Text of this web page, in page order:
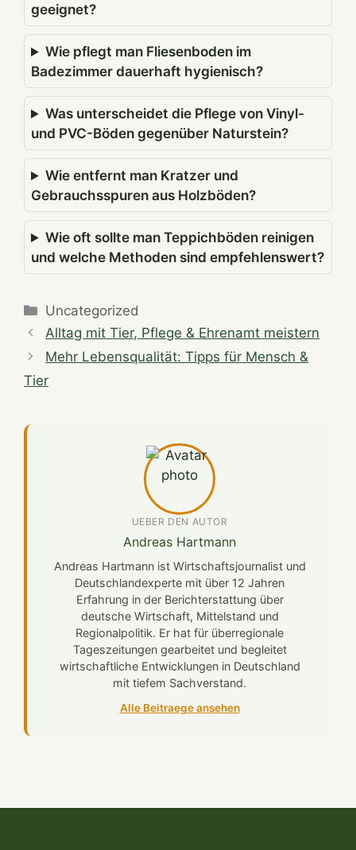
geeignet?
Wie pflegt man Fliesenboden im
Badezimmer dauerhaft hygienisch?
Was unterscheidet die Pflege von Vinyl-
und PVC-Böden gegenüber Naturstein?
Wie entfernt man Kratzer und
Gebrauchsspuren aus Holzböden?
Wie oft sollte man Teppichböden reinigen
und welche Methoden sind empfehlenswert?
Categories
Uncategorized
Alltag mit Tier, Pflege & Ehrenamt meistern
Mehr Lebensqualität: Tipps für Mensch &
Tier
UEBER DEN AUTOR
Andreas Hartmann
Andreas Hartmann ist Wirtschaftsjournalist und
Deutschlandexperte mit über 12 Jahren
Erfahrung in der Berichterstattung über
deutsche Wirtschaft, Mittelstand und
Regionalpolitik. Er hat für überregionale
Tageszeitungen gearbeitet und begleitet
wirtschaftliche Entwicklungen in Deutschland
mit tiefem Sachverstand.
Alle Beitraege ansehen